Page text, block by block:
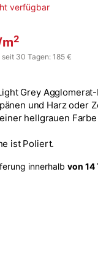
verfügbar
2
30 Tagen: 185 €
Grey
und Harz oder
hellgrauen
ist Poliert.
innerhalbvon 14